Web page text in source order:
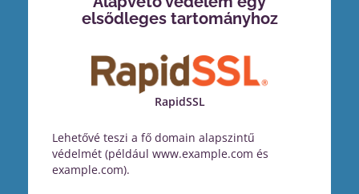
elsődleges tartományhoz
RapidSSL
Lehetővé teszi a fő domain alapszintű
védelmét (például www.example.com és
example.com).